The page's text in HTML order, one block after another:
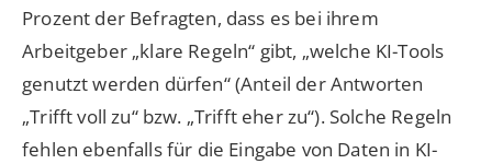
Prozent der Befragten, dass es bei ihrem
Arbeitgeber „klare Regeln“ gibt, „welche KI-Tools
genutzt werden dürfen“ (Anteil der Antworten
„Trifft voll zu“ bzw. „Trifft eher zu“). Solche Regeln
fehlen ebenfalls für die Eingabe von Daten in KI-